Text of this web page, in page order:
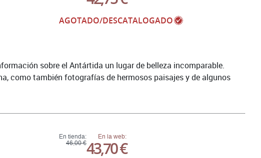
AGOTADO/DESCATALOGADO
sobre el Antártida un lugar de belleza incomparable.
como también fotografías de hermosos paisajes y de algunos
En tienda:
46,00 €
En la web:
43,70 €